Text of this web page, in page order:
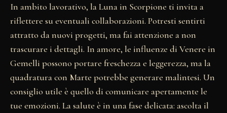
In ambito lavorativo, la Luna in Scorpione ti invita a
riflettere su eventuali collaborazioni. Potresti sentirti
attratto da nuovi progetti, ma fai attenzione a non
trascurare i dettagli. In amore, le influenze di Venere in
Gemelli possono portare freschezza e leggerezza, ma la
quadratura con Marte potrebbe generare malintesi. Un
consiglio utile è quello di comunicare apertamente le
tue emozioni. La salute è in una fase delicata: ascolta il